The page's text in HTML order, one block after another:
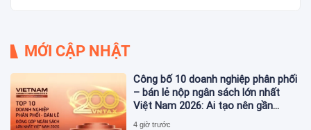
MỚI CẬP NHẬT
Công bố 10 doanh nghiệp phân phối
– bán lẻ nộp ngân sách lớn nhất
Việt Nam 2026: Ai tạo nên gần
12.900 tỷ đồng?
4 giờ trước